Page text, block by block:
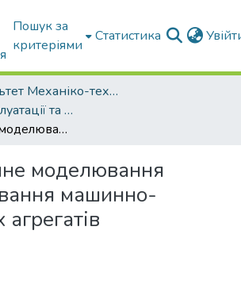
Пошук за
критеріями
Статистика
Факультет Механіко-технологічний
Кафедра Експлуатації та технічного сервісу машин
Математичне моделювання функціонування машинно-тракторних агрегатів
моделювання
машинно-